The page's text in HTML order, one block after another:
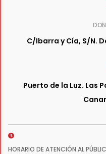
C/Ibarra y Cía, S/N.
Puerto de la Luz. Las
HORARIO DE ATENCIÓN AL